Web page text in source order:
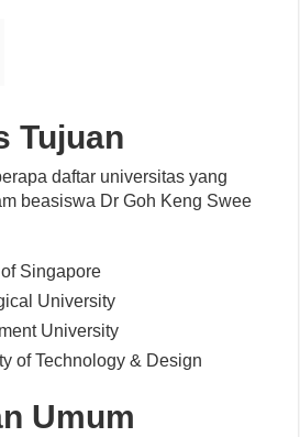
Tujuan
daftar universitas yang
beasiswa Dr Goh Keng Swee
Singapore
University
University
of Technology & Design
Umum